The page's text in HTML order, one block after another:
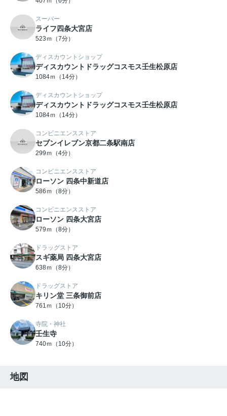
スーパー
ライフ四条大宮店
523ｍ（7分）
ディスカウントショップ
ディスカウントドラッグコスモス壬生松原店
1084ｍ（14分）
ディスカウントショップ
ディスカウントドラッグコスモス壬生松原店
1084ｍ（14分）
コンビニエンスストア
セブンイレブン京都二条駅南店
299ｍ（4分）
コンビニエンスストア
ローソン 四条中新道店
586ｍ（8分）
コンビニエンスストア
ローソン 四条大宮店
579ｍ（8分）
ドラッグストア
スギ薬局 四条大宮店
638ｍ（8分）
ドラッグストア
キリン堂 三条御前店
761ｍ（10分）
寺院・神社
壬生寺
740ｍ（10分）
地図